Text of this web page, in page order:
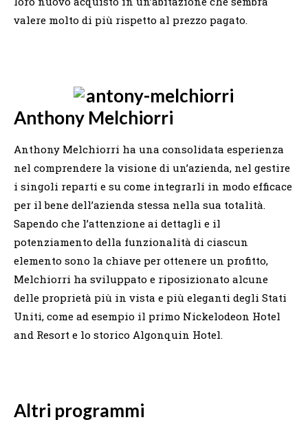
valere molto di più rispetto al prezzo pagato.
Anthony Melchiorri
Anthony Melchiorri ha una consolidata esperienza
nel comprendere la visione di un’azienda, nel gestire
i singoli reparti e su come integrarli in modo efficace
per il bene dell’azienda stessa nella sua totalità.
Sapendo che l’attenzione ai dettagli e il
potenziamento della funzionalità di ciascun
elemento sono la chiave per ottenere un profitto,
Melchiorri ha sviluppato e riposizionato alcune
delle proprietà più in vista e più eleganti degli Stati
Uniti, come ad esempio il primo Nickelodeon Hotel
and Resort e lo storico Algonquin Hotel.
Altri programmi